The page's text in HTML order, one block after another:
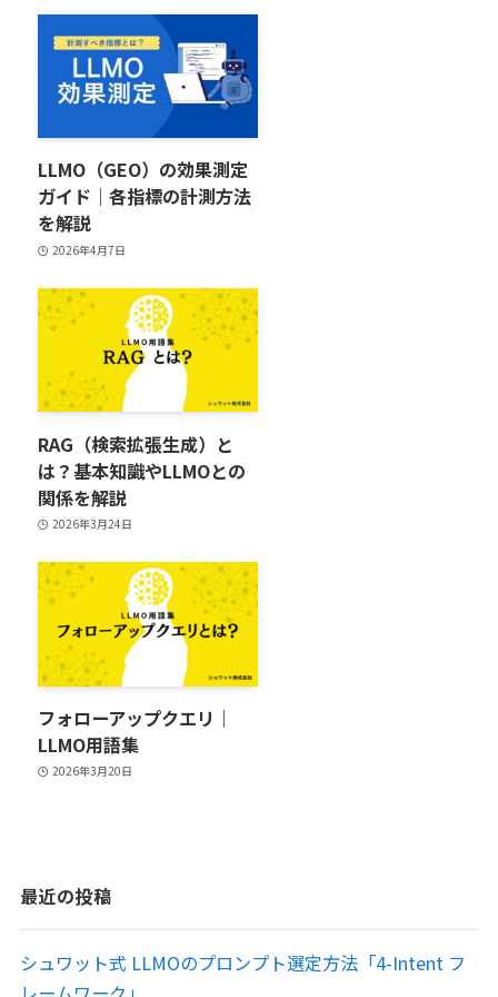
LLMO（GEO）の効果測定
ガイド｜各指標の計測方法
を解説
2026年4月7日
RAG（検索拡張生成）と
は？基本知識やLLMOとの
関係を解説
2026年3月24日
フォローアップクエリ｜
LLMO用語集
2026年3月20日
最近の投稿
シュワット式 LLMOのプロンプト選定方法「4-Intent フ